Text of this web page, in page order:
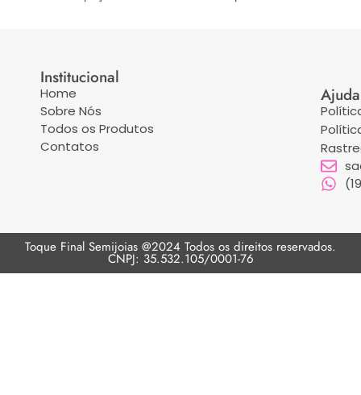
Institucional
Home
Sobre Nós
Todos os Produtos
Contatos
Ajuda
Toque Final Semijoias @2024 Todos os direitos reservados.
CNPJ: 35.532.105/0001-76